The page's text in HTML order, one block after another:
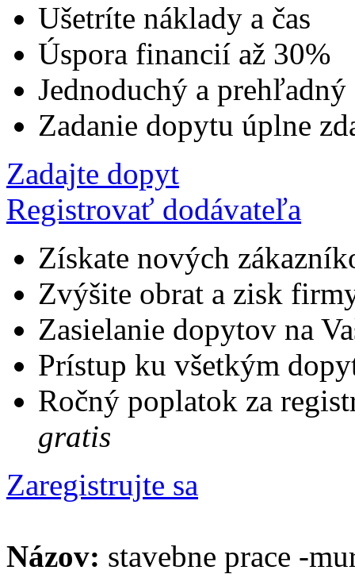
Ušetríte náklady a čas
Úspora financií až 30%
Jednoduchý a prehľadný
Zadanie dopytu úplne
Zadajte dopyt
Registrovať dodávateľa
Získate nových
Zvýšite obrat a zisk
Zasielanie dopytov na
Prístup ku všetkým
Ročný poplatok za
gratis
Zaregistrujte sa
Názov: stavebne prace -